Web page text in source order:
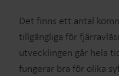
Det finns ett antal
tillgängliga för
utvecklingen går hela
fungerar bra för olika